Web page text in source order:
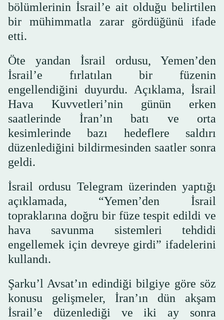
bölümlerinin İsrail’e ait olduğu belirtilen
bir mühimmatla zarar gördüğünü ifade
etti.
Öte yandan İsrail ordusu, Yemen’den
İsrail’e fırlatılan bir füzenin
engellendiğini duyurdu. Açıklama, İsrail
Hava Kuvvetleri’nin günün erken
saatlerinde İran’ın batı ve orta
kesimlerinde bazı hedeflere saldırı
düzenlediğini bildirmesinden saatler sonra
geldi.
İsrail ordusu Telegram üzerinden yaptığı
açıklamada, “Yemen’den İsrail
topraklarına doğru bir füze tespit edildi ve
hava savunma sistemleri tehdidi
engellemek için devreye girdi” ifadelerini
kullandı.
Şarku’l Avsat’ın edindiği bilgiye göre söz
konusu gelişmeler, İran’ın dün akşam
İsrail’e düzenlediği ve iki ay sonra